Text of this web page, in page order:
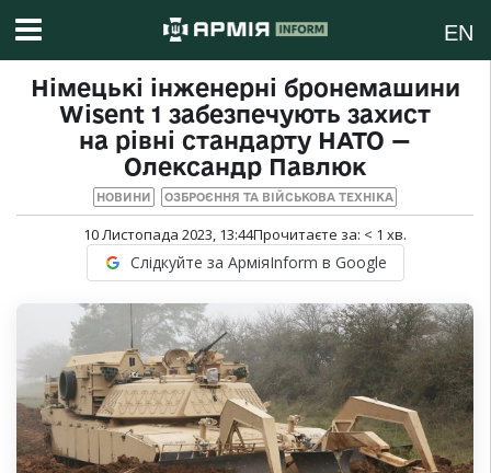
EN
Німецькі інженерні бронемашини
Wisent 1 забезпечують захист
на рівні стандарту НАТО —
Олександр Павлюк
НОВИНИ ОЗБРОЄННЯ ТА ВІЙСЬКОВА ТЕХНІКА
10 Листопада 2023, 13:44Прочитаєте за: < 1 хв.
Слідкуйте за АрміяInform в Google